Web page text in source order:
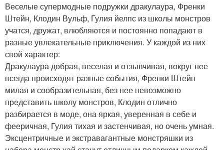
Веселые супермодные подружки дракулаура, Френки
Штейн, Клодин Вульф, Гулия йелпс из школы монстров
учатся, дружат, влюбляются и постоянно попадают в
разные увлекательные приключения. У каждой из них
свой характер:
Дракулаура добрая, веселая и отзывчивая, вокруг нее
всегда происходят разные события, Френки Штейн
милая и сообразительная, без нее невозможно
представить школу монстров, Клодин отлично
разбирается в моде, она яркая, уверенная в себе и
фееричная, Гулия тихая и застенчивая, но очень умная.
Эксцентричные и экстравагантные монстряшки из